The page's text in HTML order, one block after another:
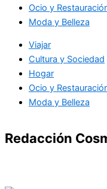
Ocio y
Moda y Belleza
Viajar
Cultura y Sociedad
Hogar
Ocio y
Moda y Belleza
Redacción